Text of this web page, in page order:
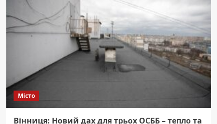
Місто
Вінниця: Новий дах для трьох ОСББ – тепло та